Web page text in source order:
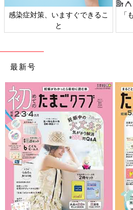
出典：Instagramアカウント「mimi_na46」
sayaさんは「シャギーニットハート
ン」を購入。上品な印象で、見た目
すぐできるこ
「もしものときの」
最新号